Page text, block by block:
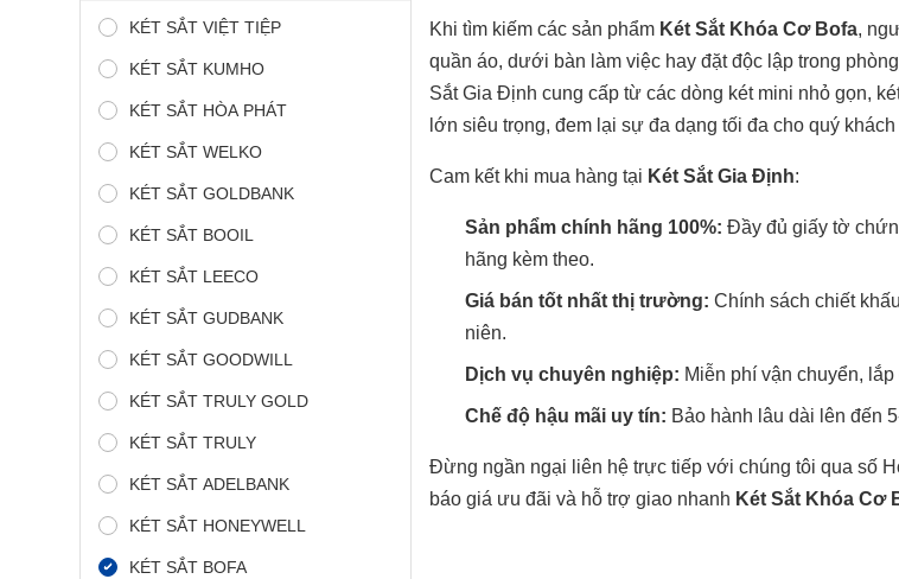
KÉT SẮT VIỆT TIỆP
KÉT SẮT KUMHO
KÉT SẮT HÒA PHÁT
KÉT SẮT WELKO
KÉT SẮT GOLDBANK
KÉT SẮT BOOIL
KÉT SẮT LEECO
KÉT SẮT GUDBANK
KÉT SẮT GOODWILL
KÉT SẮT TRULY GOLD
KÉT SẮT TRULY
KÉT SẮT ADELBANK
KÉT SẮT HONEYWELL
KÉT SẮT BOFA
Khi tìm kiếm các sản phẩm Két Sắt Khóa Cơ Bofa,
quần áo, dưới bàn làm việc hay đặt độc lập trong
Sắt Gia Định cung cấp từ các dòng két mini nhỏ gọn,
lớn siêu trọng, đem lại sự đa dạng tối đa cho quý
Cam kết khi mua hàng tại Két Sắt Gia Định:
Sản phẩm chính hãng 100%: Đầy đủ giấy tờ
hãng kèm theo.
Giá bán tốt nhất thị trường: Chính sách chiết
niên.
Dịch vụ chuyên nghiệp: Miễn phí vận chuyển,
Chế độ hậu mãi uy tín: Bảo hành lâu dài lên đến
Đừng ngần ngại liên hệ trực tiếp với chúng tôi qua số
báo giá ưu đãi và hỗ trợ giao nhanh Két Sắt Khóa Cơ